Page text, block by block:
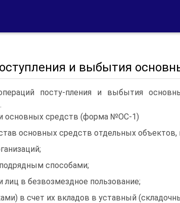
и выбытия
посту-пления и выбытия
основных средств (форма №ОС-1)
основных средств отдельных
способами;
лиц в безвозмездное пользование;
в счет их вкладов в уставный